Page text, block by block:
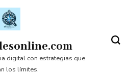
digital con estrategias que
los límites.